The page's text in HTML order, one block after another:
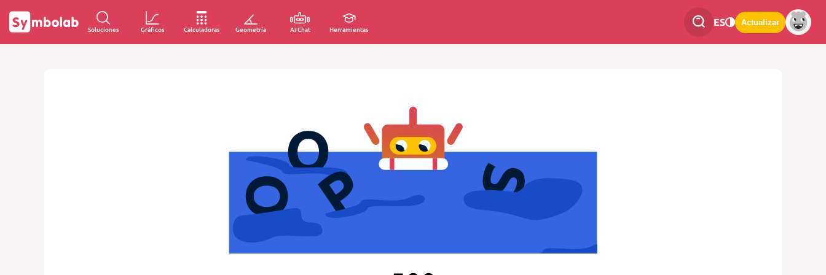
Soluciones Gráficos Calculadoras Geometría AI Chat Herramientas
ES Actualizar